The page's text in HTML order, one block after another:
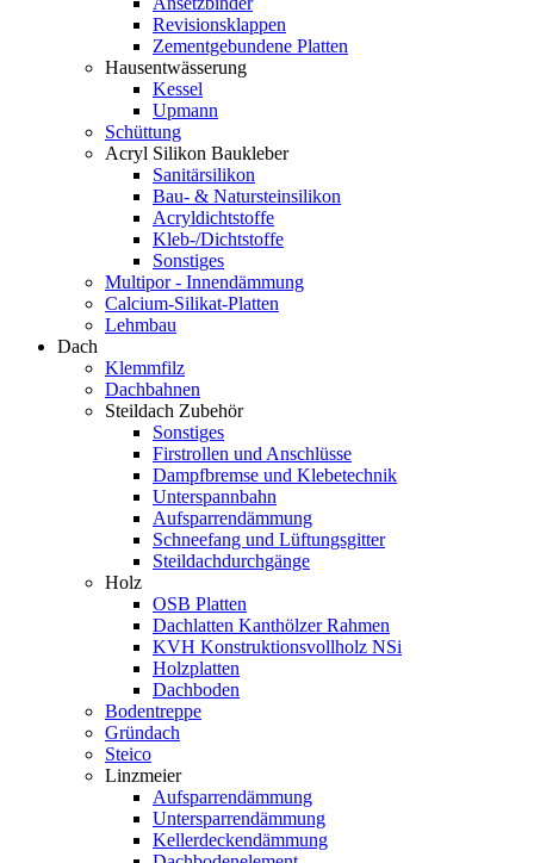
Revisionsklappen
Zementgebundene Platten
Hausentwässerung
Kessel
Upmann
Schüttung
Acryl Silikon Baukleber
Sanitärsilikon
Bau- & Natursteinsilikon
Acryldichtstoffe
Kleb-/Dichtstoffe
Sonstiges
Multipor - Innendämmung
Calcium-Silikat-Platten
Lehmbau
Dach
Klemmfilz
Dachbahnen
Steildach Zubehör
Sonstiges
Firstrollen und Anschlüsse
Dampfbremse und Klebetechnik
Unterspannbahn
Aufsparrendämmung
Schneefang und Lüftungsgitter
Steildachdurchgänge
Holz
OSB Platten
Dachlatten Kanthölzer Rahmen
KVH Konstruktionsvollholz NSi
Holzplatten
Dachboden
Bodentreppe
Gründach
Steico
Linzmeier
Aufsparrendämmung
Untersparrendämmung
Kellerdeckendämmung